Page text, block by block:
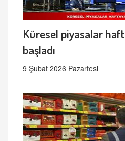
Küresel piyasalar
başladı
9 Şubat 2026 Pazartesi